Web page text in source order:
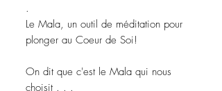
.
Le Mala, un outil de méditation pour
plonger au Coeur de Soi!
On dit que c'est le Mala qui nous
choisit . . .